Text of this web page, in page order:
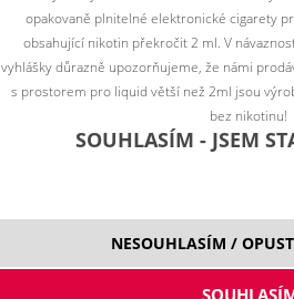
nie je skladom
nie je
skladem
opakovaně plnitelné elektronické cigarety
obsahující nikotin překročit 2 ml. V
vyhlášky důrazně upozorňujeme, že námi
s prostorem pro liquid větší než 2ml jsou
bez nikotinu!
SOUHLASÍM - JSEM
NESOUHLASÍM /